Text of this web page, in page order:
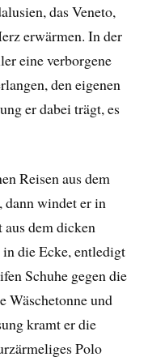
das Veneto,
erwärmen. In der
eine verborgene
den eigenen
er dabei trägt, es
Reisen aus dem
windet er in
aus dem dicken
die Ecke, entledigt
Schuhe gegen die
Wäschetonne und
kramt er die
Polo